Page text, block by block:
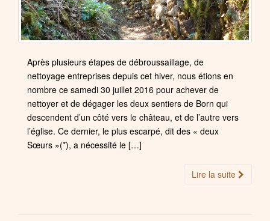
Après plusieurs étapes de débroussaillage, de
nettoyage entreprises depuis cet hiver, nous étions en
nombre ce samedi 30 juillet 2016 pour achever de
nettoyer et de dégager les deux sentiers de Born qui
descendent d’un côté vers le château, et de l’autre vers
l’église. Ce dernier, le plus escarpé, dit des « deux
Sœurs »(*), a nécessité le […]
Lire la suite